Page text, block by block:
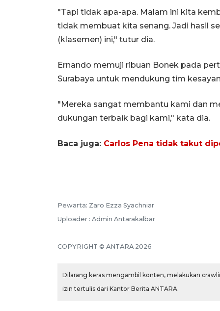
"Tapi tidak apa-apa. Malam ini kita
tidak membuat kita senang. Jadi hasil
(klasemen) ini," tutur dia.
Ernando memuji ribuan Bonek pada
Surabaya untuk mendukung tim
"Mereka sangat membantu kami dan
dukungan terbaik bagi kami," kata dia.
Baca juga: Carlos Pena tidak takut
Pewarta: Zaro Ezza Syachniar
Uploader : Admin Antarakalbar
COPYRIGHT © ANTARA 2026
Dilarang keras mengambil konten, melakukan
izin tertulis dari Kantor Berita ANTARA.